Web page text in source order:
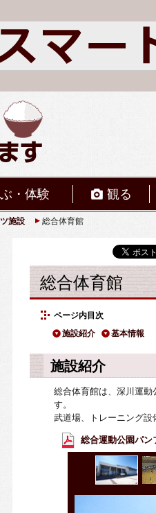
・体験 観る
施設 総合体育館
総合体育館
ページ内目次
施設紹介 基本情報
施設紹介
総合体育館は、深川運
す。
武道場、トレーニング
総合運動公園パン